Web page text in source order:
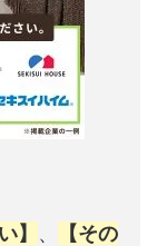
】 、
【その